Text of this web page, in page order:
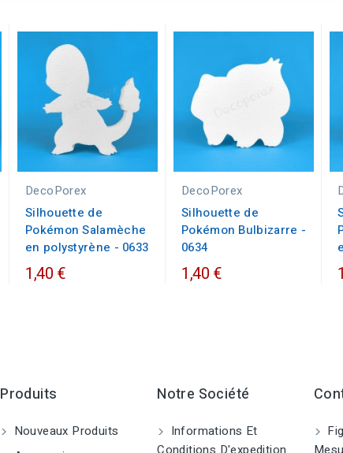
DecoPorex
Silhouette de
Pokémon Salamèche
en polystyrène - 0633
1,40 €
DecoPorex
Silhouette de
Pokémon Bulbizarre -
0634
1,40 €
Produits
Nouveaux Produits
Notre Société
Informations Et